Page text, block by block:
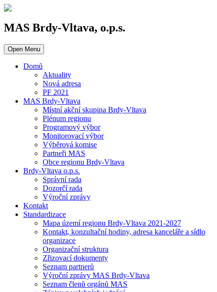
MAS Brdy-Vltava, o.p.s.
Open Menu
Domů
Aktuality
Nová adresa
PF 2021
MAS Brdy-Vltava
Místní akční skupina Brdy-Vltava
Plénum regionu
Programový výbor
Monitorovací výbor
Výběrová komise
Partneři MAS
Obce regionu Brdy-Vltava
Brdy-Vltava o.p.s.
Správní rada
Dozorčí rada
Výroční zprávy
Kontakt
Standardizace
Mapa území regionu Brdy-Vltava 2021-2027
Kontakt, konzultační hodiny, adresa kanceláře a sídlo
organizace
Organizační struktura
Zřizovací dokumenty
Seznam partnerů
Výroční zprávy MAS Brdy-Vltava
Seznam členů orgánů MAS